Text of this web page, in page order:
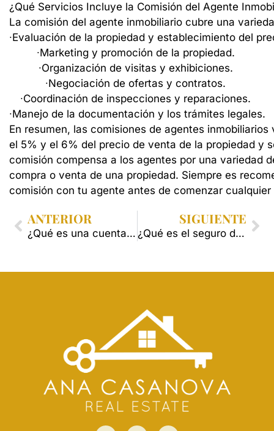
¿Qué Servicios Incluye la Comisión del Agente
La comisión del agente inmobiliario cubre una
∙Evaluación de la propiedad y establecimiento del
∙Marketing y promoción de la propiedad.
∙Organización de visitas y exhibiciones.
∙Negociación de ofertas y contratos.
∙Coordinación de inspecciones y reparaciones.
∙Manejo de la documentación y los trámites legales.
En resumen, las comisiones de agentes inmobiliarios
el 5% y el 6% del precio de venta de la propiedad y
comisión compensa a los agentes por una variedad
compra o venta de una propiedad. Siempre es
comisión con tu agente antes de comenzar cualquier
ANTERIOR
¿Qué es una cuenta de depósito en garantía?
SIGUIENTE
¿Qué es el seguro de título de propiedad?